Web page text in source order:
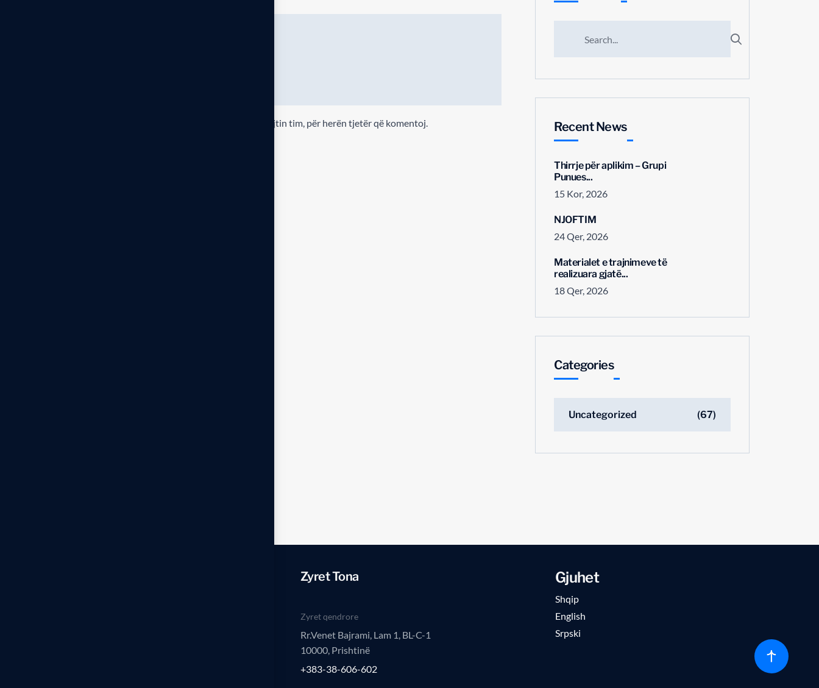
Ruaje në këtë shfletues emrin, email-in dhe sajtin tim, për herën tjetër që komentoj. Recent News
Thirrje për aplikim – Grupi
Punues...
15 Kor, 2026
NJOFTIM
24 Qer, 2026
Materialet e trajnimeve të
realizuara gjatë...
18 Qer, 2026
Categories
Uncategorized (67)
Zyret Tona
Zyret qendrore
Rr.Venet Bajrami, Lam 1, BL-C-1
10000, Prishtinë
+383-38-606-602
Gjuhet
Shqip
English
Srpski